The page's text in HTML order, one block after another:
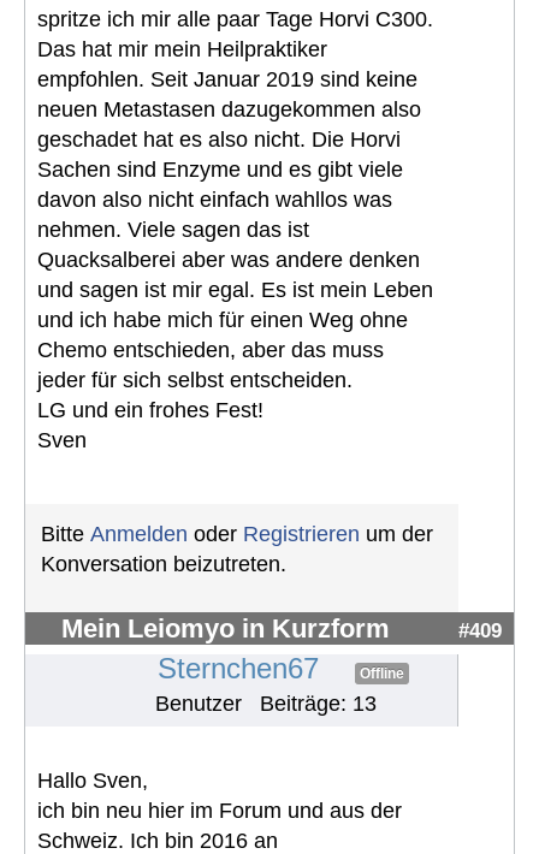
spritze ich mir alle paar Tage Horvi C300.
Das hat mir mein Heilpraktiker
empfohlen. Seit Januar 2019 sind keine
neuen Metastasen dazugekommen also
geschadet hat es also nicht. Die Horvi
Sachen sind Enzyme und es gibt viele
davon also nicht einfach wahllos was
nehmen. Viele sagen das ist
Quacksalberei aber was andere denken
und sagen ist mir egal. Es ist mein Leben
und ich habe mich für einen Weg ohne
Chemo entschieden, aber das muss
jeder für sich selbst entscheiden.
LG und ein frohes Fest!
Sven
Bitte Anmelden oder Registrieren um der
Konversation beizutreten.
Mein Leiomyo in Kurzform #409
Sternchen67 Offline
Benutzer Beiträge: 13
Hallo Sven,
ich bin neu hier im Forum und aus der
Schweiz. Ich bin 2016 an